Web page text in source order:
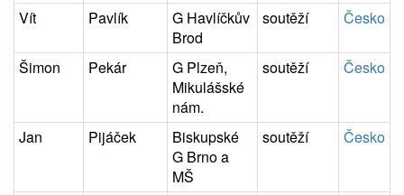
Vít Pavlík
G Havlíčkův
Brod
soutěží Česko
Šimon Pekár
G Plzeň,
Mikulášské
nám.
soutěží Česko
Jan Pijáček
Biskupské
G Brno a
MŠ
soutěží Česko